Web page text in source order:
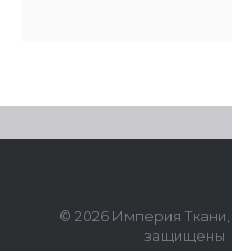
© 2026 Империя
защищены